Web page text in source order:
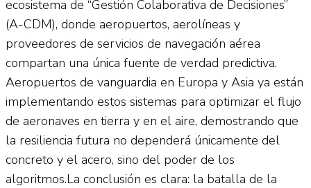
ecosistema de “Gestión Colaborativa de Decisiones”
(A-CDM), donde aeropuertos, aerolíneas y
proveedores de servicios de navegación aérea
compartan una única fuente de verdad predictiva.
Aeropuertos de vanguardia en Europa y Asia ya están
implementando estos sistemas para optimizar el flujo
de aeronaves en tierra y en el aire, demostrando que
la resiliencia futura no dependerá únicamente del
concreto y el acero, sino del poder de los
algoritmos.La conclusión es clara: la batalla de la